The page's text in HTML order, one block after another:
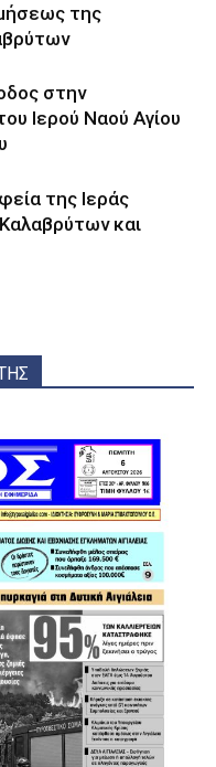
της
στην
Ιερού Ναού Αγίου
της Ιεράς
και